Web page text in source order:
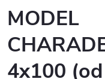
MODEL
4x100